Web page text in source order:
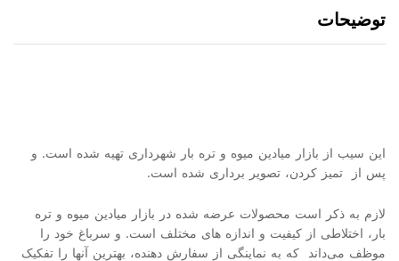
توضیحات
این سیب از بازار میادین میوه و تره بار شهرداری تهیه شده است. و
پس از تمیز کردن، تصویر برداری شده است.
لازم به ذکر است محصولات عرضه شده در بازار میادین میوه و تره
بار، اختلاطی از کیفیت و اندازه های مختلف است. و سرباغ خود را
موظف می‌داند که به نماینگی از سفارش دهنده، بهترین آنها را تفکیک